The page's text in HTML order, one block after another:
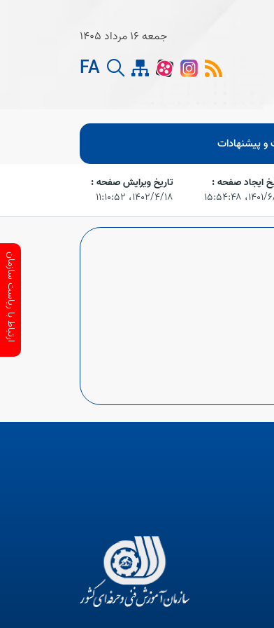
جمعه 16 مرداد 1405
FA
و پیشنهادات
ایجاد صفحه :
۱۵:۵۴:۴۸
تاریخ ویرایش صفحه :
۱۴۰۲/۴/۱۸،‏ ۱۱:۱۰:۵۲
ارتباط با ریاست سازمان